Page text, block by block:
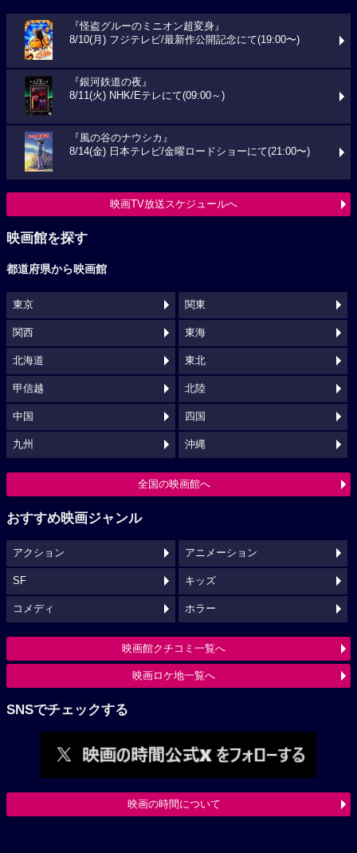
『怪盗グルーのミニオン超変身』
8/10(月) フジテレビ/最新作公開記念にて(19:00〜)
『銀河鉄道の夜』
8/11(火) NHK/Eテレにて(09:00～)
『風の谷のナウシカ』
8/14(金) 日本テレビ/金曜ロードショーにて(21:00〜)
映画TV放送スケジュールへ
映画館を探す
都道府県から映画館
東京 関東
関西 東海
北海道 東北
甲信越 北陸
中国 四国
九州 沖縄
全国の映画館へ
おすすめ映画ジャンル
アクション アニメーション
SF キッズ
コメディ ホラー
映画館クチコミ一覧へ
映画ロケ地一覧へ
SNSでチェックする
映画の時間について